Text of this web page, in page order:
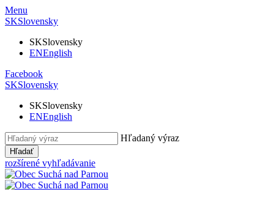
Menu
SKSlovensky
SKSlovensky
ENEnglish
Facebook
SKSlovensky
SKSlovensky
ENEnglish
Hľadaný výraz
Hľadať
rozšírené vyhľadávanie